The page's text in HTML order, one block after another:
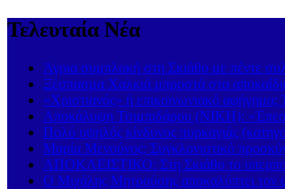
Τελευταία Νέα
Άγρια συμπλοκή στη Σκιάθο με πέντε
Ξέσπασμα Χαλκιά μπροστά στα
«Χριστιανός» ή επικοινωνιακό αφήγημα;
Αποκάλυψη Τσιμπιδάρου (ΝΙΚΗ): «Έπεσε
Πολύ υψηλός κίνδυνος πυρκαγιάς
Μαρία Μενούνος: Συγκλονιστικό
ΑΠΟΚΛΕΙΣΤΙΚΟ: Στη Σκιάθο το
Ο Μιχάλης Μητρούσης αποκαλύπτει τον